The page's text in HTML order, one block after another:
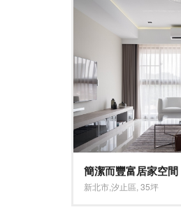
回歸本質、悠然自得
台北市內湖區 35坪